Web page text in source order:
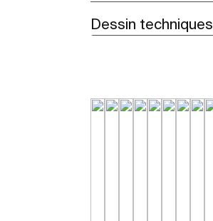
Dessin techniques